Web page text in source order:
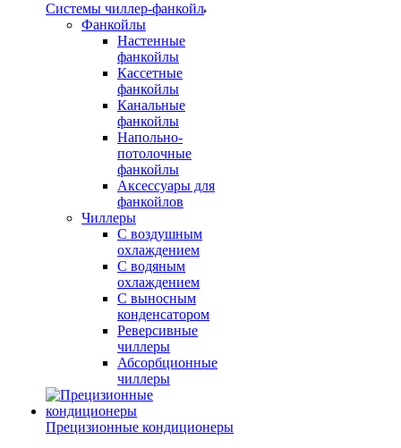
Системы чиллер-фанкойл
Фанкойлы
Настенные
фанкойлы
Кассетные
фанкойлы
Канальные
фанкойлы
Напольно-
потолочные
фанкойлы
Аксессуары для
фанкойлов
Чиллеры
С воздушным
охлаждением
С водяным
охлаждением
С выносным
конденсатором
Реверсивные
чиллеры
Абсорбционные
чиллеры
Прецизионные кондиционеры